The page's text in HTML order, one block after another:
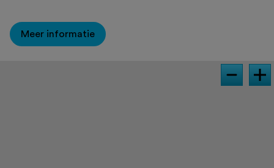
Meer informatie